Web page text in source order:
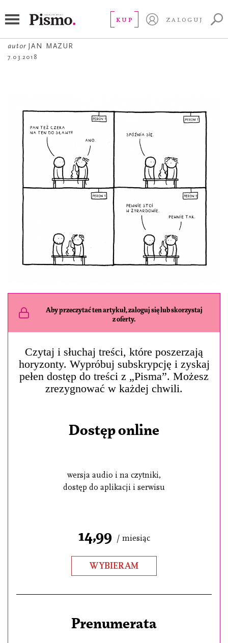
KUP ZALOGUJ
Pociąg do sławy
autor JAN MAZUR
7.03.2018
Aby przeczytać ten artykuł, zaloguj się lub skorzystaj
z oferty.
Czytaj i słuchaj treści, które poszerzają
horyzonty. Wypróbuj subskrypcję i zyskaj
pełen dostęp do treści z „Pisma”. Możesz
zrezygnować w każdej chwili.
Dostęp online
wersja audio i na czytniki,
dostęp do aplikacji i serwisu
14,99 / miesiąc
WYBIERAM
Prenumerata